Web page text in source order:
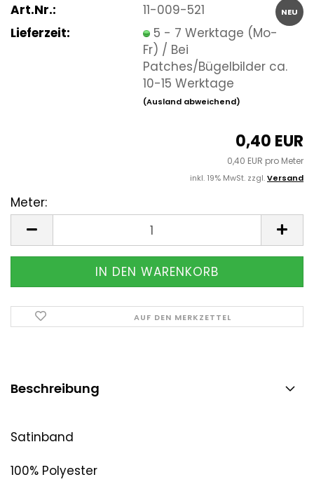
NEU
Art.Nr.:
11-009-521
Lieferzeit:
5 - 7 Werktage (Mo-
Fr) / Bei
Patches/Bügelbilder ca.
10-15 Werktage
(Ausland abweichend)
0,40 EUR
0,40 EUR pro Meter
inkl. 19% MwSt. zzgl.Versand
Meter:
AUF DEN MERKZETTEL
Beschreibung
Satinband
100% Polyester